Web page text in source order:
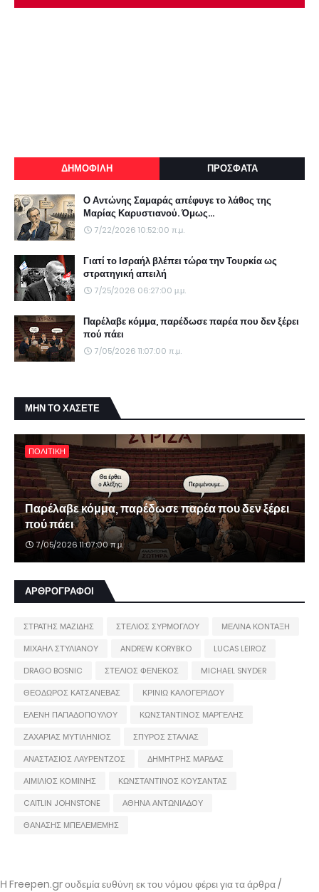
ΔΗΜΟΦΙΛΗ ΠΡΟΣΦΑΤΑ
Ο Αντώνης Σαμαράς απέφυγε το λάθος της
Μαρίας Καρυστιανού. Όμως...
7/22/2026 10:52:00 π.μ.
Γιατί το Ισραήλ βλέπει τώρα την Τουρκία ως
στρατηγική απειλή
7/25/2026 06:27:00 μ.μ.
Παρέλαβε κόμμα, παρέδωσε παρέα που δεν ξέρει
πού πάει
7/05/2026 11:07:00 π.μ.
ΜΗΝ ΤΟ ΧΑΣΕΤΕ
ΠΟΛΙΤΙΚΗ
Παρέλαβε κόμμα, παρέδωσε παρέα που δεν ξέρει
πού πάει
7/05/2026 11:07:00 π.μ.
ΑΡΘΡΟΓΡΑΦΟΙ
ΣΤΡΑΤΗΣ ΜΑΖΙΔΗΣ ΣΤΕΛΙΟΣ ΣΥΡΜΟΓΛΟΥ
ΜΕΛΙΝΑ ΚΟΝΤΑΞΗ
ΜΙΧΑΗΛ ΣΤΥΛΙΑΝΟΥ
ANDREW KORYBKO
LUCAS LEIROZ
DRAGO BOSNIC
ΣΤΕΛΙΟΣ ΦΕΝΕΚΟΣ
MICHAEL SNYDER
ΘΕΟΔΩΡΟΣ ΚΑΤΣΑΝΕΒΑΣ
ΚΡΙΝΙΩ ΚΑΛΟΓΕΡΙΔΟΥ
ΕΛΕΝΗ ΠΑΠΑΔΟΠΟΥΛΟΥ
ΚΩΝΣΤΑΝΤΙΝΟΣ ΜΑΡΓΕΛΗΣ
ΖΑΧΑΡΙΑΣ ΜΥΤΙΛΗΝΙΟΣ
ΣΠΥΡΟΣ ΣΤΑΛΙΑΣ
ΑΝΑΣΤΑΣΙΟΣ ΛΑΥΡΕΝΤΖΟΣ
ΔΗΜΗΤΡΗΣ ΜΑΡΔΑΣ
ΑΙΜΙΛΙΟΣ ΚΟΜΙΝΗΣ
ΚΩΝΣΤΑΝΤΙΝΟΣ ΚΟΥΣΑΝΤΑΣ
CAITLIN JOHNSTONE
ΑΘΗΝΑ ΑΝΤΩΝΙΑΔΟΥ
ΘΑΝΑΣΗΣ ΜΠΕΛΕΜΕΜΗΣ
Η Freepen.gr ουδεμία ευθύνη εκ του νόμου φέρει για τα άρθρα /